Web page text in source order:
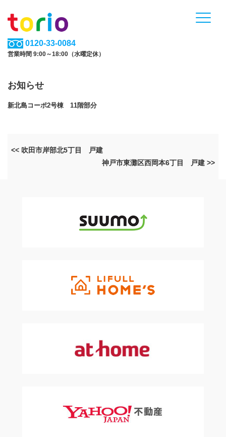
0120-33-0084
営業時間 9:00～18:00（水曜定休）
お知らせ
新北島コーポ2号棟 11階部分
<< 吹田市岸部北5丁目 戸建
神戸市東灘区西岡本6丁目 戸建 >>